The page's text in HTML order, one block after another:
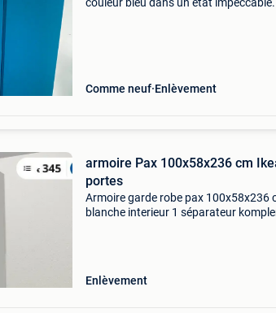
Comme neuf Enlèvement
armoire Pax 100x58x236 cm
portes
Armoire garde robe pax 100x58x236
blanche interieur 1 séparateur
Enlèvement